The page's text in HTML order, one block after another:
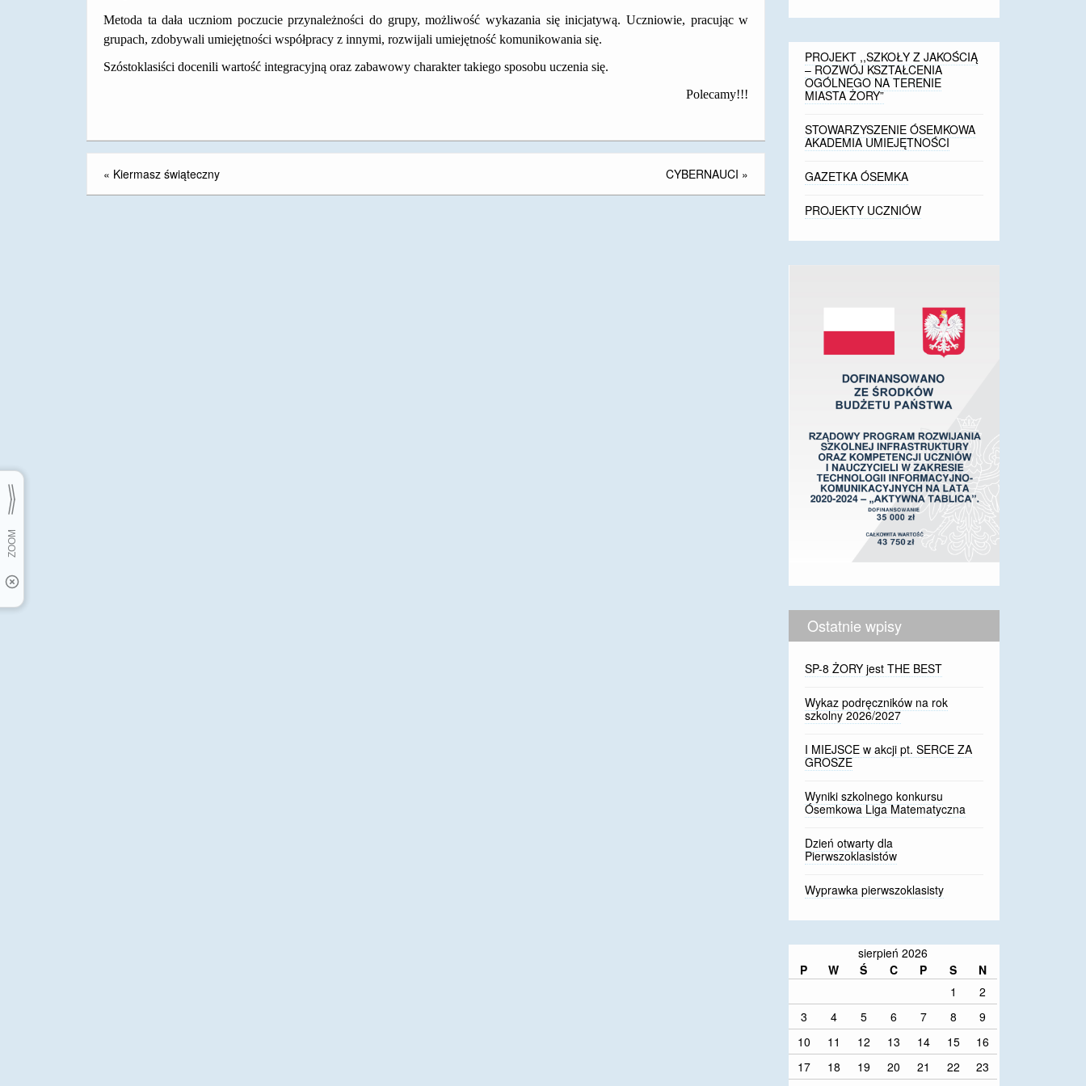
Metoda ta dała uczniom poczucie przynależności do grupy, możliwość wykazania się inicjatywą. Uczniowie, pracując w
grupach, zdobywali umiejętności współpracy z innymi, rozwijali umiejętność komunikowania się.
Szóstoklasiści docenili wartość integracyjną oraz zabawowy charakter takiego sposobu uczenia się.
Polecamy!!!
« Kiermasz świąteczny CYBERNAUCI »
PROJEKT ,,SZKOŁY Z JAKOŚCIĄ
– ROZWÓJ KSZTAŁCENIA
OGÓLNEGO NA TERENIE
MIASTA ŻORY”
STOWARZYSZENIE ÓSEMKOWA
AKADEMIA UMIEJĘTNOŚCI
GAZETKA ÓSEMKA
PROJEKTY UCZNIÓW
Ostatnie wpisy
SP-8 ŻORY jest THE BEST
Wykaz podręczników na rok
szkolny 2026/2027
I MIEJSCE w akcji pt. SERCE ZA
GROSZE
Wyniki szkolnego konkursu
Ósemkowa Liga Matematyczna
Dzień otwarty dla
Pierwszoklasistów
Wyprawka pierwszoklasisty
sierpień 2026
P
W Ś C P S
N
1
2
3
4 5 6 7 8
9
10
11 12 13 14 15
16
17
18 19 20 21 22
23